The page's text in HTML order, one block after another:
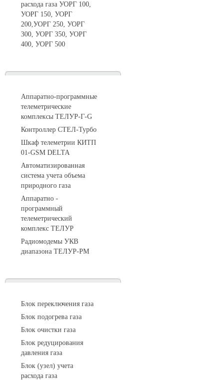
расхода газа УОРГ 100,
УОРГ 150, УОРГ
200,УОРГ 250, УОРГ
300, УОРГ 350, УОРГ
400, УОРГ 500
Аппаратно-программные
телеметрические
комплексы ТЕЛУР-Г-G
Контроллер СТЕЛ-Турбо
Шкаф телеметрии КИТП
01-GSM DELTA
Автоматизированная
система учета объема
природного газа
Аппаратно -
программный
телеметрический
комплекс ТЕЛУР
Радиомодемы УКВ
диапазона ТЕЛУР-РМ
Блок переключения газа
Блок подогрева газа
Блок очистки газа
Блок редуцирования
давления газа
Блок (узел) учета
расхода газа